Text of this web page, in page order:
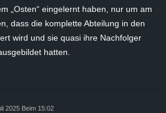
„Osten“ eingelernt haben, nur um am
dass die komplette Abteilung in den
wird und sie quasi ihre Nachfolger
hatten.
2025 Beim 15:02